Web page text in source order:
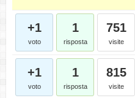
+1
voto
1
risposta
751
visite
+1
voto
1
risposta
815
visite